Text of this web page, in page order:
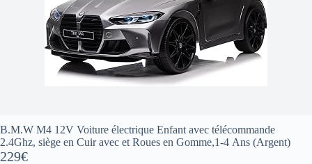
B.M.W M4 12V Voiture électrique Enfant avec télécommande
2.4Ghz, siège en Cuir avec et Roues en Gomme,1-4 Ans (Argent)
229€